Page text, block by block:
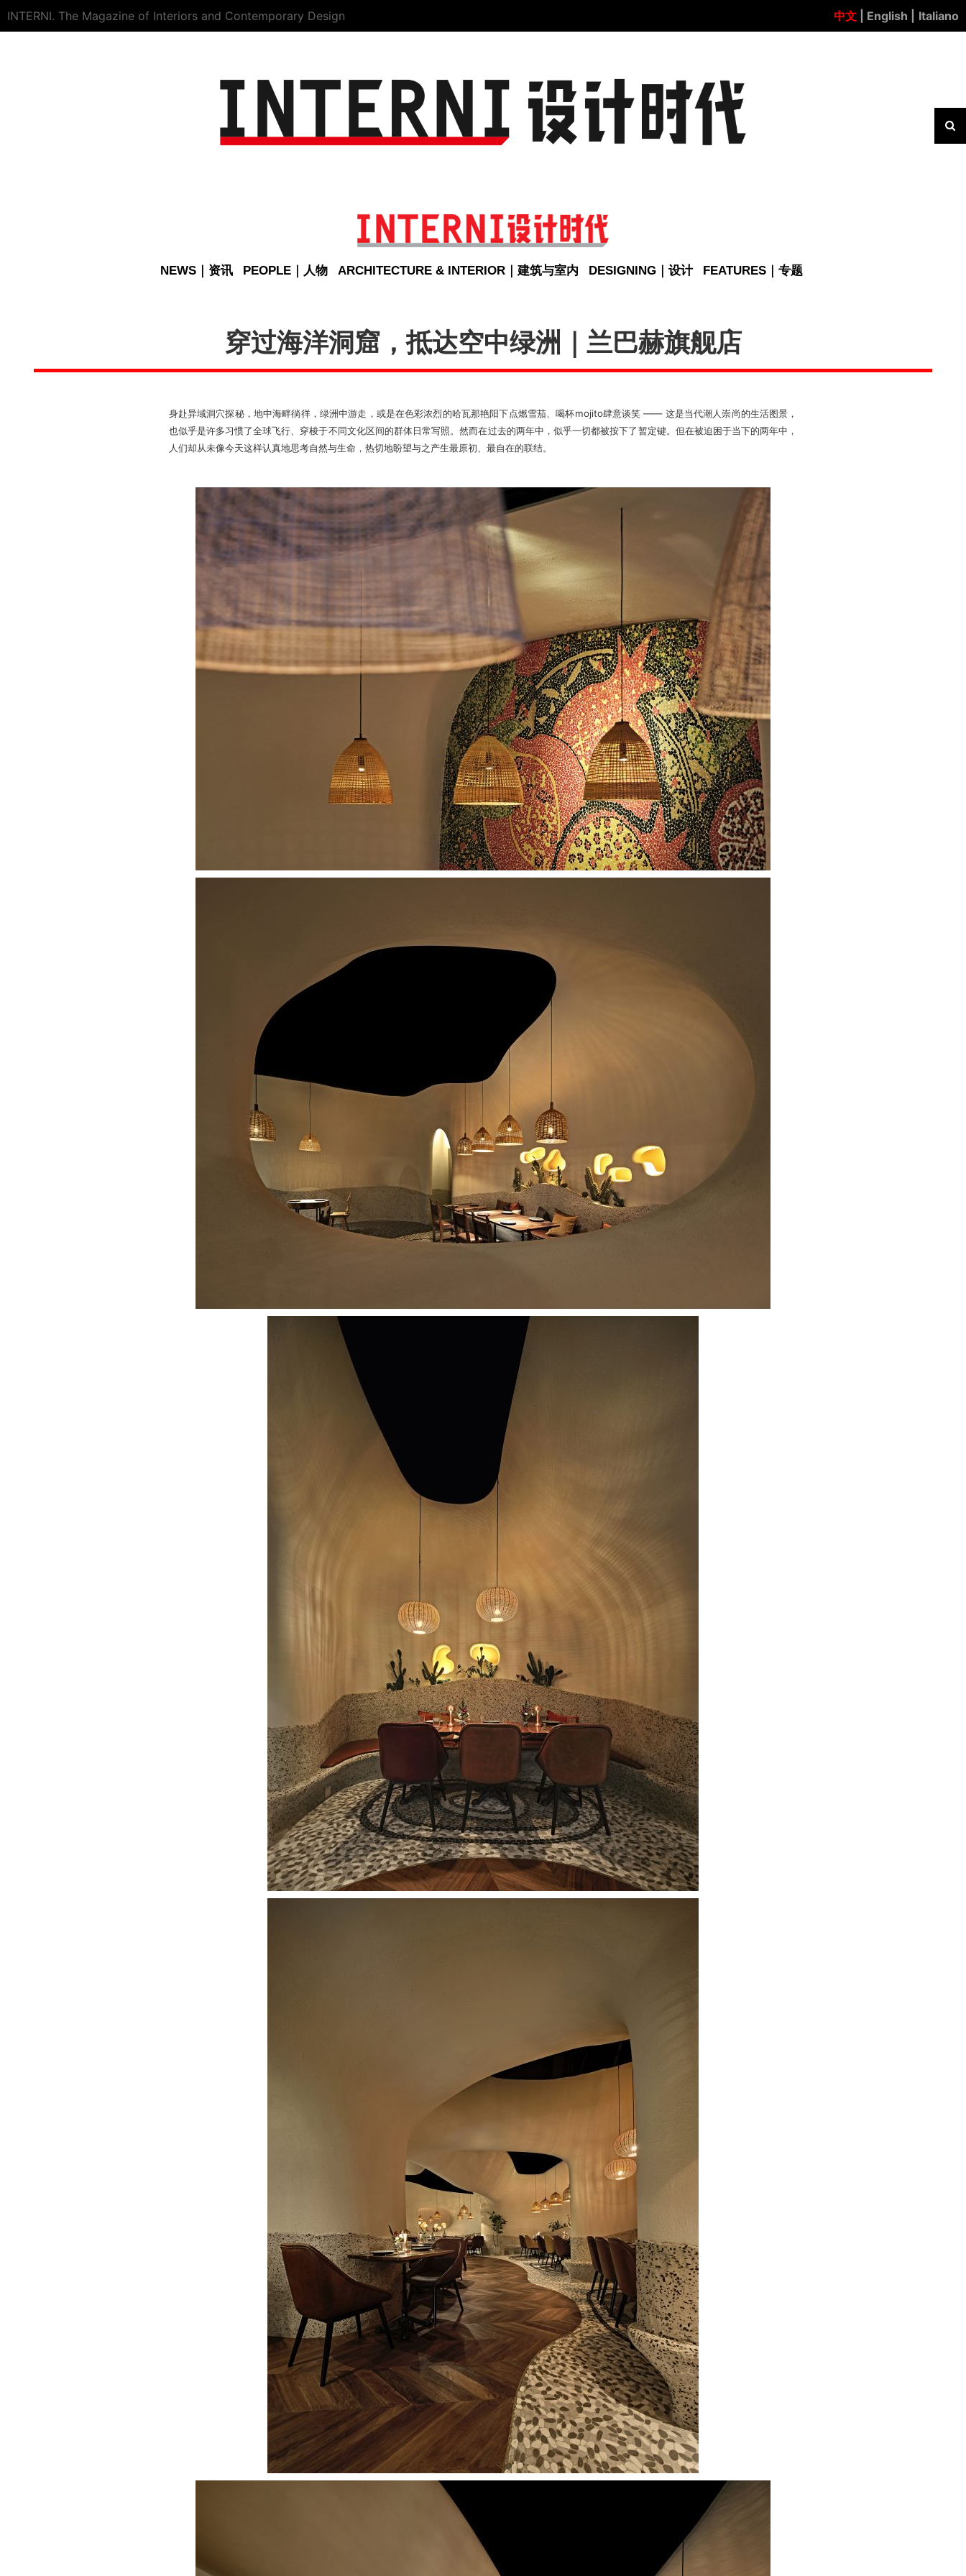
INTERNI. The Magazine of Interiors and Contemporary Design 中文 | English | Italiano
NEWS｜资讯 PEOPLE｜人物 ARCHITECTURE & INTERIOR｜建筑与室内 DESIGNING｜设计 FEATURES｜专题
穿过海洋洞窟，抵达空中绿洲｜兰巴赫旗舰店
身赴异域洞穴探秘，地中海畔徜徉，绿洲中游走，或是在色彩浓烈的哈瓦那艳阳下点燃雪茄、喝杯mojito肆意谈笑 —— 这是当代潮人崇尚的生活图景，
也似乎是许多习惯了全球飞行、穿梭于不同文化区间的群体日常写照。然而在过去的两年中，似乎一切都被按下了暂定键。但在被迫困于当下的两年中，
人们却从未像今天这样认真地思考自然与生命，热切地盼望与之产生最原初、最自在的联结。